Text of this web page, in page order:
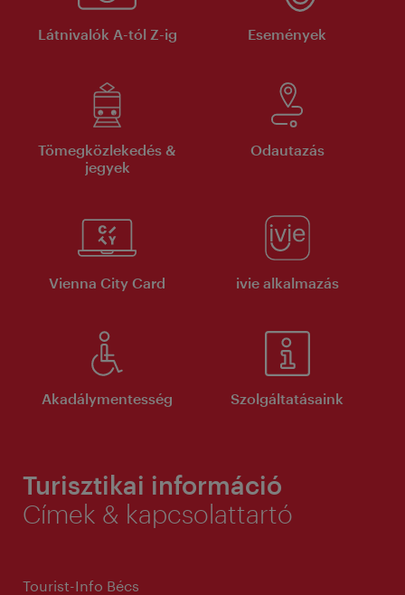
Látnivalók A-tól Z-ig Események
Tömegközlekedés &
jegyek
Odautazás
Vienna City Card ivie alkalmazás
Akadálymentesség Szolgáltatásaink
Turisztikai információ
Címek & kapcsolattartó
Tourist-Info Bécs